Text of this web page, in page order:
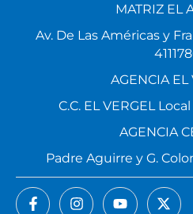
MATRIZ EL
Av. De Las Américas y
AGENCIA EL
C.C. EL VERGEL
AGENCIA
Padre Aguirre y G.